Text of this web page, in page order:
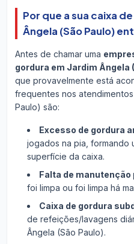
Por que a sua caixa
Ângela (São Paulo)
Antes de chamar uma
gordura em Jardim Ângela
que provavelmente está
frequentes nos
Paulo) são:
Excesso de gordura
jogados na pia, formando
superfície da caixa.
Falta de manutenção
foi limpa ou foi limpa há
Caixa de gordura
de refeições/lavagens
Ângela (São Paulo).